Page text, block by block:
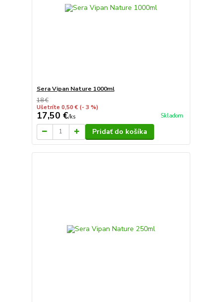
Sera Vipan Nature 1000ml
18 €
Ušetríte 0,50 € (- 3 %)
17,50 €/ks Skladom
Pridať do košíka